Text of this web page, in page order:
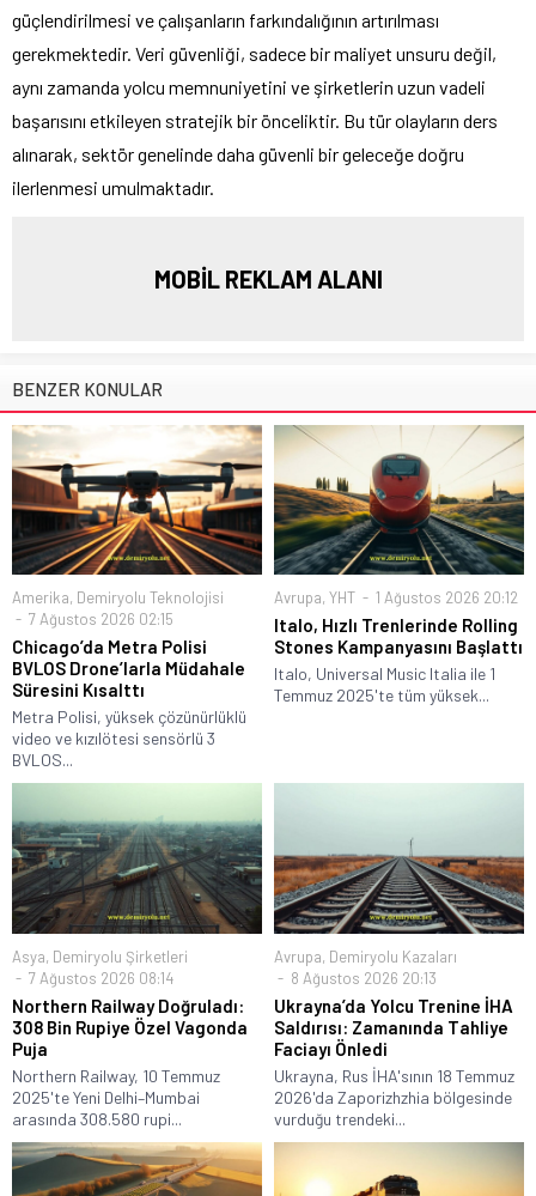
güçlendirilmesi ve çalışanların farkındalığının artırılması
gerekmektedir. Veri güvenliği, sadece bir maliyet unsuru değil,
aynı zamanda yolcu memnuniyetini ve şirketlerin uzun vadeli
başarısını etkileyen stratejik bir önceliktir. Bu tür olayların ders
alınarak, sektör genelinde daha güvenli bir geleceğe doğru
ilerlenmesi umulmaktadır.
MOBİL REKLAM ALANI
BENZER KONULAR
Amerika, Demiryolu Teknolojisi
7 Ağustos 2026 02:15
Chicago’da Metra Polisi
BVLOS Drone’larla Müdahale
Süresini Kısalttı
Metra Polisi, yüksek çözünürlüklü
video ve kızılötesi sensörlü 3
BVLOS...
Avrupa, YHT 1 Ağustos 2026 20:12
Italo, Hızlı Trenlerinde Rolling
Stones Kampanyasını Başlattı
Italo, Universal Music Italia ile 1
Temmuz 2025'te tüm yüksek...
Asya, Demiryolu Şirketleri
7 Ağustos 2026 08:14
Northern Railway Doğruladı:
308 Bin Rupiye Özel Vagonda
Puja
Northern Railway, 10 Temmuz
2025'te Yeni Delhi–Mumbai
arasında 308.580 rupi...
Avrupa, Demiryolu Kazaları
8 Ağustos 2026 20:13
Ukrayna’da Yolcu Trenine İHA
Saldırısı: Zamanında Tahliye
Faciayı Önledi
Ukrayna, Rus İHA'sının 18 Temmuz
2026'da Zaporizhzhia bölgesinde
vurduğu trendeki...